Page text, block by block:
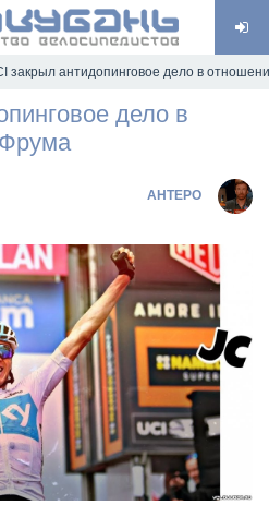
закрыл антидопинговое дело в
дело в
AHTEPO